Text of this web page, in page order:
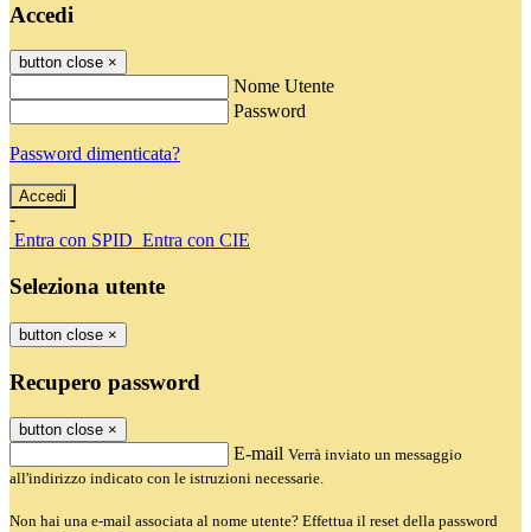
Accedi
button close ×
Nome Utente
Password
Password dimenticata?
-
Entra con SPID Entra con CIE
Seleziona utente
button close ×
Recupero password
button close ×
E-mail Verrà inviato un messaggio
all'indirizzo indicato con le istruzioni necessarie.
Non hai una e-mail associata al nome utente? Effettua il reset della password